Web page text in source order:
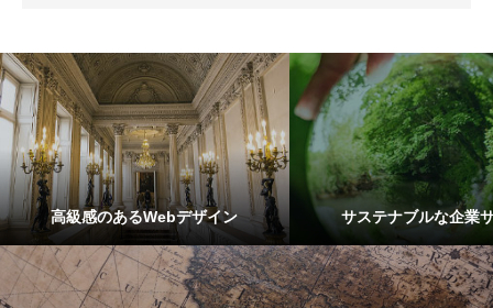
高級感のあるWebデザイン サステナブルな企業